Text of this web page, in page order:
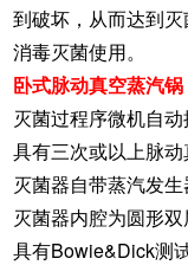
到破坏，从而达到
消毒灭菌使用。
卧式脉动真空蒸汽
灭菌过程序微机自
具有三次或以上脉
灭菌器自带蒸汽发
灭菌器内腔为圆形
具有Bowie&Dick测